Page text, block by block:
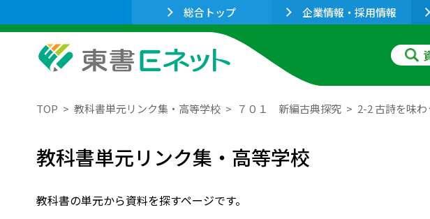
総合トップ 企業情報・採用情報
TOP 教科書単元リンク集・高等学校 ７０１ 新編古典探究 2-2 古詩を味
教科書単元リンク集・高等学校
教科書の単元から資料を探すページです。